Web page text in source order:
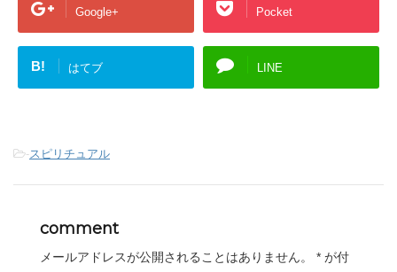
Google+ Pocket
B! はてブ LINE
-スピリチュアル
comment
メールアドレスが公開されることはありません。 * が付